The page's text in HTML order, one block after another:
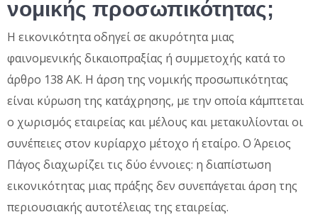
νομικής προσωπικότητας;
Η εικονικότητα οδηγεί σε ακυρότητα μιας
φαινομενικής δικαιοπραξίας ή συμμετοχής κατά το
άρθρο 138 ΑΚ. Η άρση της νομικής προσωπικότητας
είναι κύρωση της κατάχρησης, με την οποία κάμπτεται
ο χωρισμός εταιρείας και μέλους και μετακυλίονται οι
συνέπειες στον κυρίαρχο μέτοχο ή εταίρο. Ο Άρειος
Πάγος διαχωρίζει τις δύο έννοιες: η διαπίστωση
εικονικότητας μιας πράξης δεν συνεπάγεται άρση της
περιουσιακής αυτοτέλειας της εταιρείας.